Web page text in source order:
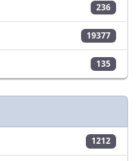
236
19377
135
1212